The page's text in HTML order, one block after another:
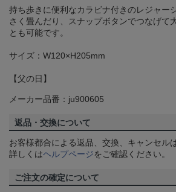
持ち歩きに便利なカラビナ付きのレジャー
さく畳んだり、スナップボタンでつなげて
とも可能です。
サイズ：W120×H205mm
【父の日】
メーカー品番：ju900605
返品・交換について
お客様都合による返品、交換、キャンセル
詳しくはヘルプページをご確認ください。
ご注文の確定について